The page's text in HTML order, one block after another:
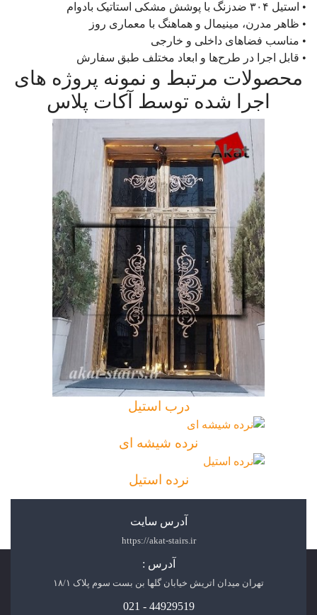
• استیل ۳۰۴ ضدزنگ با پوشش مشکی استاتیک بادوام
• ظاهر مدرن، مینیمال و هماهنگ با معماری روز
• مناسب فضاهای داخلی و خارجی
• قابل اجرا در طرح‌ها و ابعاد مختلف طبق سفارش
محصولات مرتبط و نمونه پروژه های
اجرا شده توسط آکات پلاس
درب استیل
نرده شیشه ای
نرده استیل
آدرس سایت
https://akat-stairs.ir
آدرس :
تهران میدان اتریش خیابان گلها بن بست سوم پلاک ۱۸/۱
44929519 - 021